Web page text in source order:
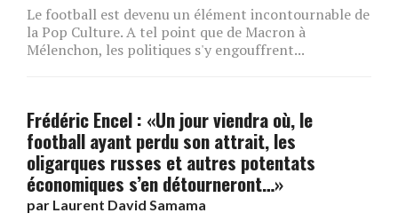
Le football est devenu un élément incontournable de
la Pop Culture. A tel point que de Macron à
Mélenchon, les politiques s'y engouffrent...
Frédéric Encel : «Un jour viendra où, le
football ayant perdu son attrait, les
oligarques russes et autres potentats
économiques s’en détourneront…»
par Laurent David Samama